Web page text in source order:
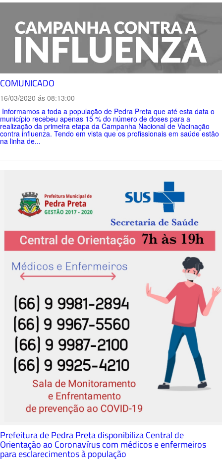
COMUNICADO
16/03/2020 ás 08:13:00
Informamos a toda a população de Pedra Preta que até esta data o
município recebeu apenas 15 % do número de doses para a
realização da primeira etapa da Campanha Nacional de Vacinação
contra influenza. Tendo em vista que os profissionais em saúde estão
na linha de...
Prefeitura de Pedra Preta disponibiliza Central de
Orientação ao Coronavírus com médicos e enfermeiros
para esclarecimentos à população